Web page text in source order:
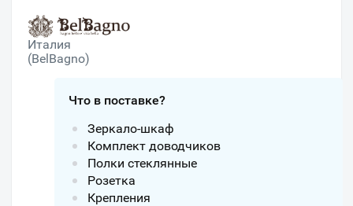
Италия
(BelBagno)
Что в поставке?
Зеркало-шкаф
Комплект доводчиков
Полки стеклянные
Розетка
Крепления